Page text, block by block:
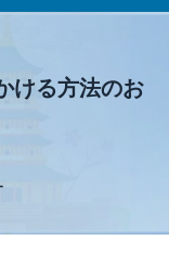
語
ける方法のお